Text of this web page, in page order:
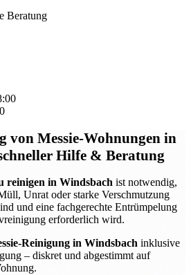
Beratung
von Messie-Wohnungen in
Hilfe & Beratung
reinigen in Windsbach ist notwendig,
Unrat oder starke Verschmutzung
und eine fachgerechte Entrümpelung
erforderlich wird.
Reinigung in Windsbach inklusive
– diskret und abgestimmt auf